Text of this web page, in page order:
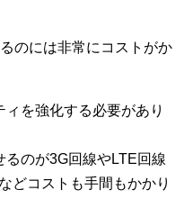
のには非常にコストがか
を強化する必要があり
るのが3G回線やLTE回線
どコストも手間もかかり